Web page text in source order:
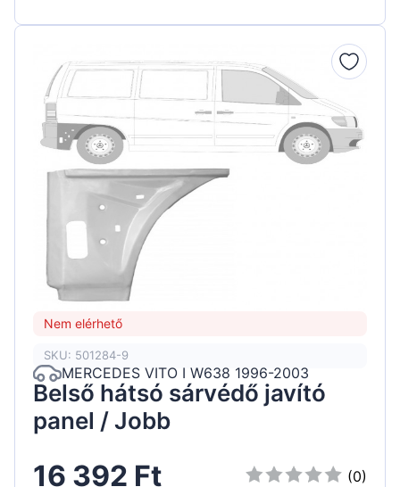
Nem elérhető
SKU: 501284-9
MERCEDES VITO I W638 1996-2003
Belső hátsó sárvédő javító
panel / Jobb
16 392 Ft (0)